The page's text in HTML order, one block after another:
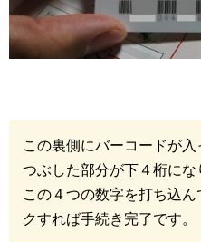
この裏側にバーコードが
つぶした部分が下４桁にな
この４つの数字を打ち込
クすれば手続き完了です。